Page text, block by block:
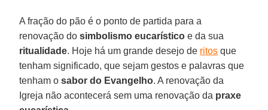
A fração do pão é o ponto de partida para a
renovação dosimbolismo eucarístico e da sua
ritualidade. Hoje há um grande desejo de ritos que
tenham significado, que sejam gestos e palavras que
tenham osabor do Evangelho. A renovação da
Igreja não acontecerá sem uma renovação da praxe